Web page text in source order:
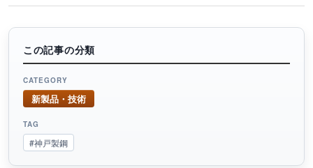
この記事の分類
CATEGORY
新製品・技術
TAG
#神戸製鋼